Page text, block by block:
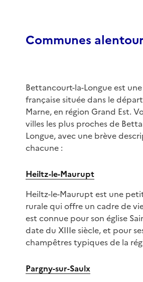
Communes
Bettancourt-la-Longue est
française située dans le
Marne, en région Grand Est.
villes les plus proches de
Longue, avec une brève
chacune :
Heiltz-le-Maurupt
Heiltz-le-Maurupt est une
rurale qui offre un cadre de
est connue pour son église
date du XIIIe siècle, et pour
champêtres typiques de la
Pargny-sur-Saulx